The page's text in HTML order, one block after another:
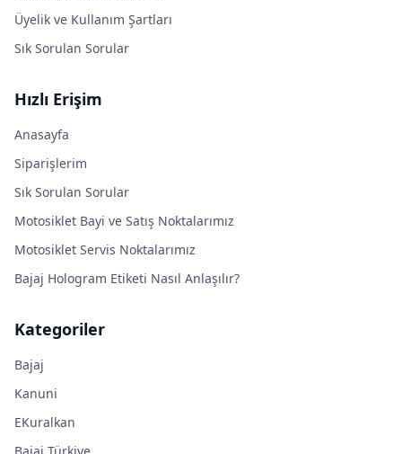
Üyelik ve Kullanım Şartları
Sık Sorulan Sorular
Hızlı Erişim
Anasayfa
Siparişlerim
Sık Sorulan Sorular
Motosiklet Bayi ve Satış Noktalarımız
Motosiklet Servis Noktalarımız
Bajaj Hologram Etiketi Nasıl Anlaşılır?
Kategoriler
Bajaj
Kanuni
EKuralkan
Bajaj Türkiye